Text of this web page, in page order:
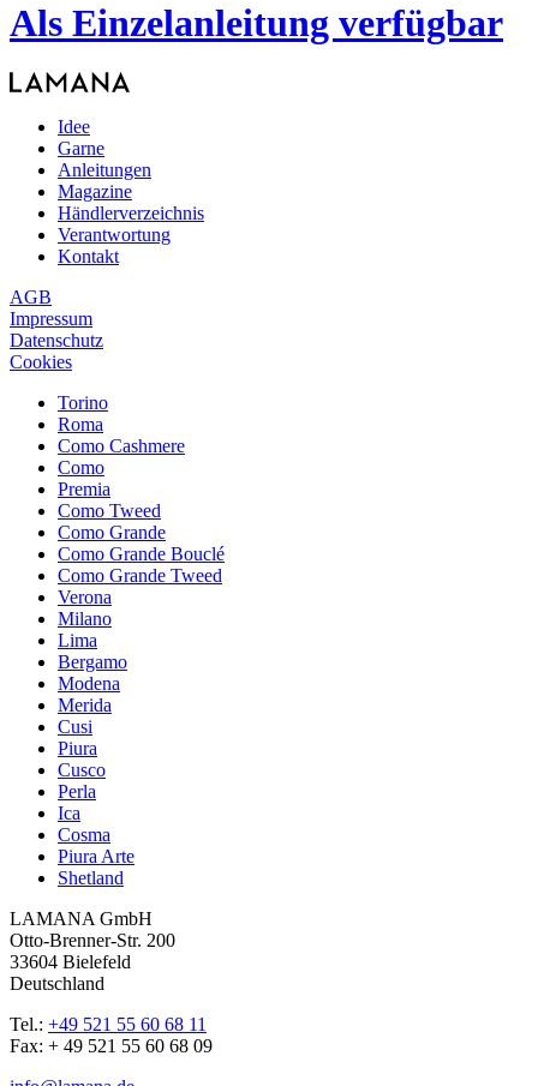
Als Einzelanleitung verfügbar
Idee
Garne
Anleitungen
Magazine
Händlerverzeichnis
Verantwortung
Kontakt
AGB
Impressum
Datenschutz
Cookies
Torino
Roma
Como Cashmere
Como
Premia
Como Tweed
Como Grande
Como Grande Bouclé
Como Grande Tweed
Verona
Milano
Lima
Bergamo
Modena
Merida
Cusi
Piura
Cusco
Perla
Ica
Cosma
Piura Arte
Shetland
LAMANA GmbH
Otto-Brenner-Str. 200
33604 Bielefeld
Deutschland
Tel.: +49 521 55 60 68 11
Fax: + 49 521 55 60 68 09